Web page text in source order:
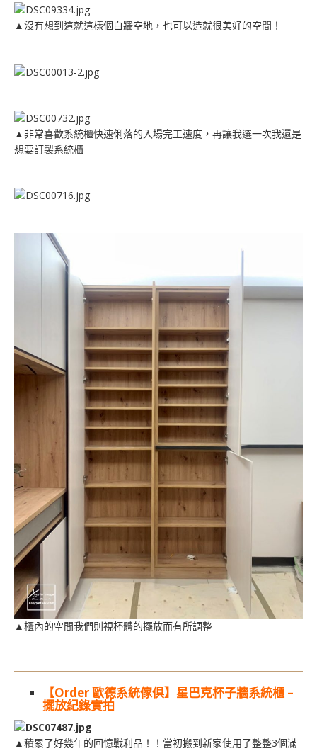
▲沒有想到這就這樣個白牆空地，也可以造就很美好的空間！
▲非常喜歡系統櫃快速俐落的入場完工速度，再讓我選一次我還是
想要訂製系統櫃
▲櫃內的空間我們則視杯體的擺放而有所調整
【Order 歐德系統傢俱】星巴克杯子牆系統櫃 –
擺放紀錄實拍
▲積累了好幾年的回憶戰利品！！當初搬到新家使用了整整3個滿